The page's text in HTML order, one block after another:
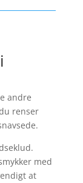
andre
renser
med
at